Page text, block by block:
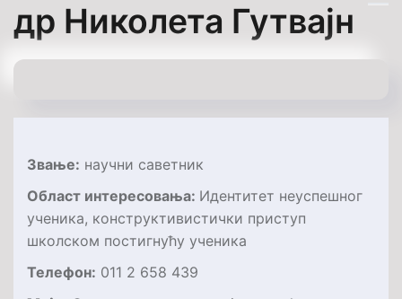
др Николета Гутвајн
Звање: научни саветник
Oбласт интересовања: Идентитет неуспешног
ученика, конструктивистички приступ
школском постигнућу ученика
Телефон: 011 2 658 439